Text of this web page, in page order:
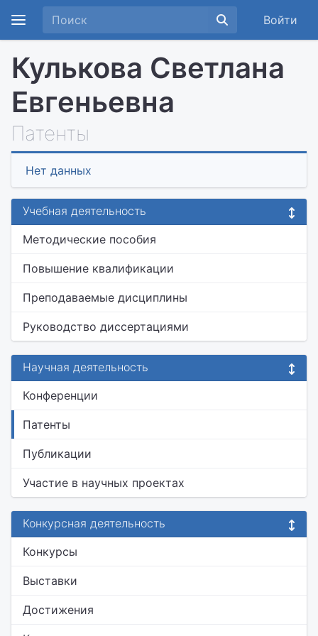
Войти
Кулькова Светлана
Евгеньевна
Патенты
Нет данных
Учебная деятельность
Методические пособия
Повышение квалификации
Преподаваемые дисциплины
Руководство диссертациями
Научная деятельность
Конференции
Патенты
Публикации
Участие в научных проектах
Конкурсная деятельность
Конкурсы
Выставки
Достижения